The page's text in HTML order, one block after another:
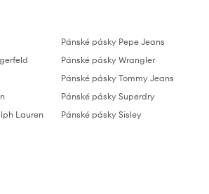
Lauren
Pánské pásky Pepe Jeans
Pánské pásky Wrangler
Pánské pásky Tommy Jeans
Pánské pásky Superdry
Pánské pásky Sisley